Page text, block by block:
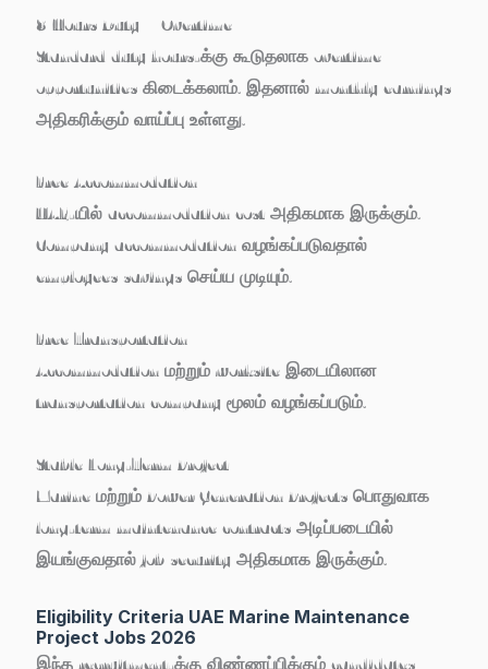
8 Hours Duty + Overtime
Standard duty hours-க்கு கூடுதலாக overtime
opportunities கிடைக்கலாம். இதனால் monthly earnings
அதிகரிக்கும் வாய்ப்பு உள்ளது.
Free Accommodation
UAE-யில் accommodation cost அதிகமாக இருக்கும்.
Company accommodation வழங்கப்படுவதால்
employees savings செய்ய முடியும்.
Free Transportation
Accommodation மற்றும் worksite இடையிலான
transportation company மூலம் வழங்கப்படும்.
Stable Long-Term Project
Marine மற்றும் Power Generation Projects பொதுவாக
long-term maintenance contracts அடிப்படையில்
இயங்குவதால் job security அதிகமாக இருக்கும்.
Eligibility Criteria UAE Marine Maintenance
Project Jobs 2026
இந்த recruitment-க்கு விண்ணப்பிக்கும் candidates